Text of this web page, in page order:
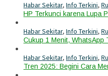
Habar Sekitar, Info Terkini,
HP Terkunci karena Lupa
Habar Sekitar, Info Terkini,
Cukup 1 Menit, WhatsApp
Habar Sekitar, Info Terkini,
Tren 2025: Begini Cara